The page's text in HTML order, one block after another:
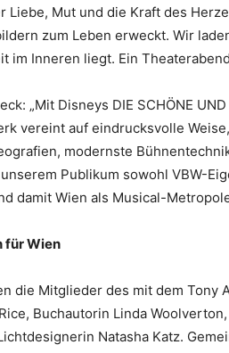
Liebe, Mut und die Kraft des
zum Leben erweckt. Wir
im Inneren liegt. Ein
„Mit Disneys DIE SCHÖNE
vereint auf eindrucksvolle
modernste
Publikum sowohl VBW-
damit Wien als Musical-
für Wien
die Mitglieder des mit dem
Buchautorin Linda
Natasha Katz.